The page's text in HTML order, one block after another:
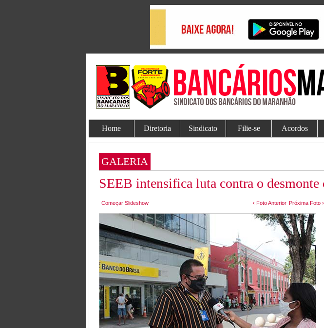
Home Diretoria Sindicato Filie-se Acordos
GALERIA
SEEB intensifica luta contra o desmonte
Começar Slideshow ‹ Foto Anterior Próxima Foto ›